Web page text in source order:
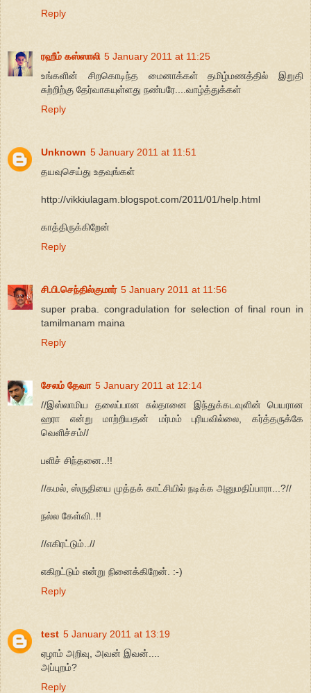
Reply
ரஹீம் கஸ்ஸாலி 5 January 2011 at 11:25
உங்களின் சிறகொடிந்த மைனாக்கள் தமிழ்மணத்தில் இறுதி
சுற்றிற்கு தேர்வாகயுள்ளது நண்பரே....வாழ்த்துக்கள்
Reply
Unknown 5 January 2011 at 11:51
தயவுசெய்து உதவுங்கள்
http://vikkiulagam.blogspot.com/2011/01/help.html
காத்திருக்கிறேன்
Reply
சி.பி.செந்தில்குமார் 5 January 2011 at 11:56
super praba. congradulation for selection of final roun in
tamilmanam maina
Reply
சேலம் தேவா 5 January 2011 at 12:14
//இஸ்லாமிய தலைப்பான சுல்தானை இந்துக்கடவுளின் பெயரான
ஹரா என்று மாற்றியதன் மர்மம் புரியவில்லை, கர்த்தருக்கே
வெளிச்சம்//
பளிச் சிந்தனை..!!
//கமல், ஸ்ருதியை முத்தக் காட்சியில் நடிக்க அனுமதிப்பாரா...?//
நல்ல கேள்வி..!!
//எகிரட்டும்..//
எகிறட்டும் என்று நினைக்கிறேன். :-)
Reply
test 5 January 2011 at 13:19
ஏழாம் அறிவு, அவன் இவன்....
அப்புறம்?
Reply